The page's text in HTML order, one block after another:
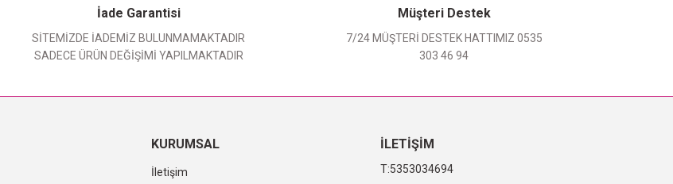
Yorum Yaz
İade Garantisi
SİTEMİZDE İADEMİZ BULUNMAMAKTADIR
SADECE ÜRÜN DEĞİŞİMİ YAPILMAKTADIR
Müşteri Destek
7/24 MÜŞTERİ DESTEK HATTIMIZ 0535
303 46 94
KURUMSAL
İletişim
İLETİŞİM
5353034694